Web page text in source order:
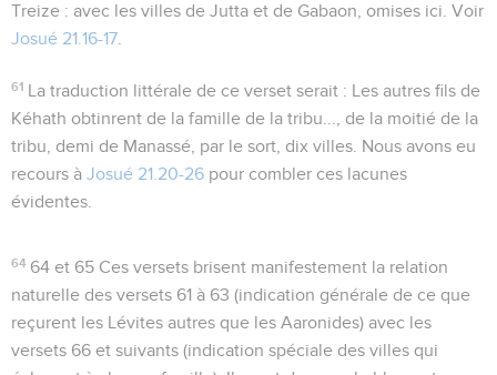
Treize : avec les villes de Jutta et de Gabaon, omises ici. Voir
Josué 21.16-17
61 La traduction littérale de ce verset serait : Les autres fils de
Kéhath obtinrent de la famille de la tribu..., de la moitié de la
tribu, demi de Manassé, par le sort, dix villes . Nous avons eu
recours à Josué 21.20-26 pour combler ces lacunes
évidentes.
64 64 et 65 Ces versets brisent manifestement la relation
naturelle des versets 61 à 63 (indication générale de ce que
reçurent les Lévites autres que les Aaronides) avec les
versets 66 et suivants (indication spéciale des villes qui